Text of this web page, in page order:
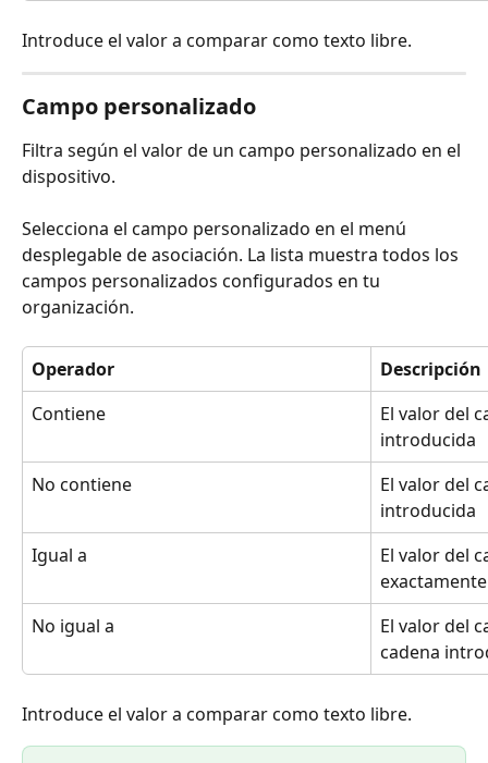
Introduce el valor a comparar como texto libre.
Campo personalizado
Filtra según el valor de un campo personalizado en el
dispositivo.
Selecciona el campo personalizado en el menú
desplegable de asociación. La lista muestra todos los
campos personalizados configurados en tu
organización.
Operador
Descripción
Contiene
El valor del
introducida
No contiene
El valor del
introducida
Igual a
El valor del
No igual a
El valor del
cadena
Introduce el valor a comparar como texto libre.